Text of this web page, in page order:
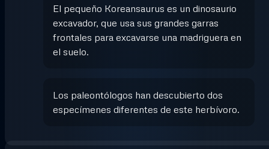
El pequeño Koreansaurus es un dinosaurio
excavador, que usa sus grandes garras
frontales para excavarse una madriguera en
el suelo.
Los paleontólogos han descubierto dos
especímenes diferentes de este herbívoro.